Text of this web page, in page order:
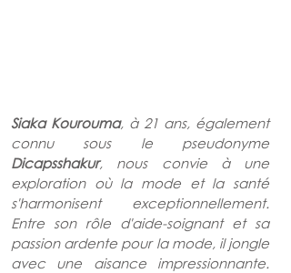
Siaka Kourouma, à 21 ans, également
Dicapsshakur, nous convie à une
exploration où la mode et la santé
s'harmonisent exceptionnellement.
Entre son rôle d'aide-soignant et sa
passion ardente pour la mode, il jongle
avec une aisance impressionnante.